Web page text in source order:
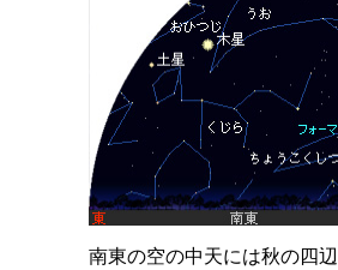
南東の空の中天には秋の四